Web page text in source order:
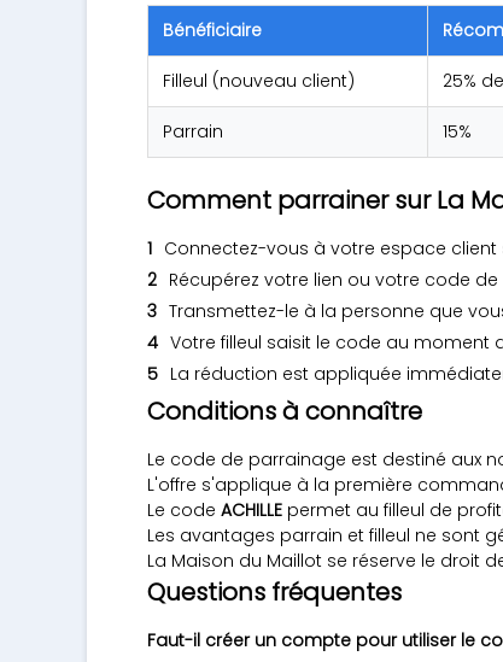
Bénéficiaire
Filleul (nouveau client) 25%
Parrain 15%
Comment parrainer sur La
Connectez-vous à votre espace
Récupérez votre lien ou votre code
Transmettez-le à la personne que
Votre filleul saisit le code au moment
La réduction est appliquée
Conditions à connaître
Le code de parrainage est destiné aux
L'offre s'applique à la première
Le code ACHILLE permet au filleul de
Les avantages parrain et filleul ne sont
La Maison du Maillot se réserve le droit
Questions fréquentes
Faut-il créer un compte pour utiliser le